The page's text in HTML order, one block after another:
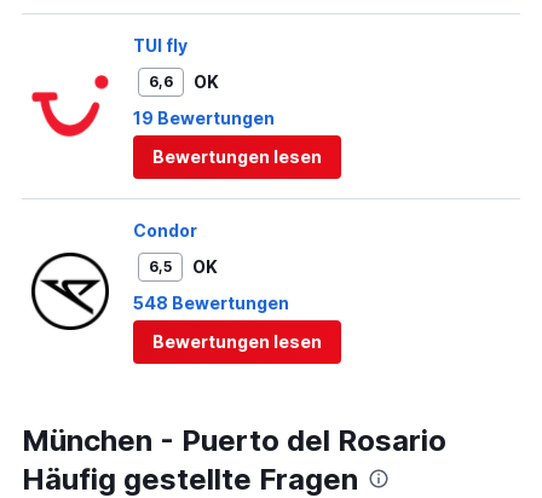
TUI fly
6,6
OK
19 Bewertungen
Bewertungen lesen
Condor
6,5
OK
548 Bewertungen
Bewertungen lesen
München - Puerto del Rosario
Häufig gestellte Fragen